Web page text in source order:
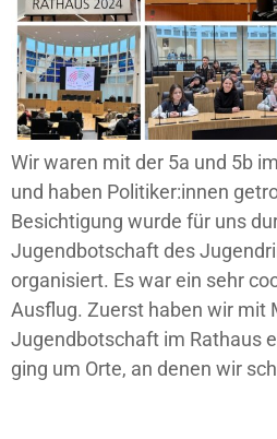
Wir waren mit der 5a und 5b
und haben Politiker:innen
Besichtigung wurde für uns
Jugendbotschaft des
organisiert. Es war ein sehr
Ausflug. Zuerst haben wir mit
Jugendbotschaft im Rathaus
ging um Orte, an denen wir